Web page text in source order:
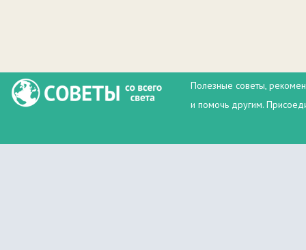
Полезные советы,
и помочь другим.